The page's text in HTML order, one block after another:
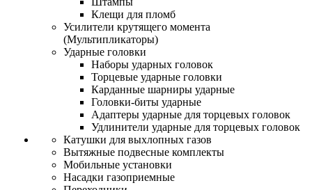
Клещи для пломб
Усилители крутящего момента
(Мультипликаторы)
Ударные головки
Наборы ударных головок
Торцевые ударные головки
Карданные шарниры ударные
Головки-биты ударные
Адаптеры ударные для торцевых головок
Удлинители ударные для торцевых головок
Катушки для выхлопных газов
Вытяжные подвесные комплекты
Мобильные установки
Насадки газоприемные